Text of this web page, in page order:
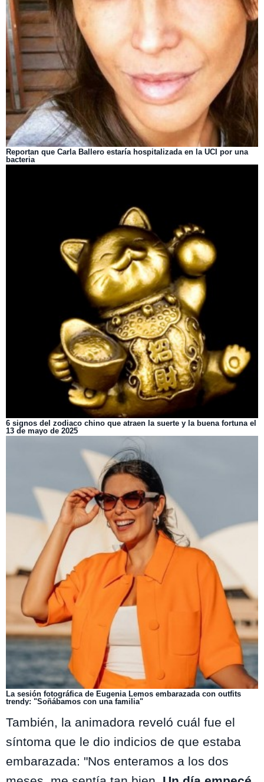
Reportan que Carla Ballero estaría hospitalizada en la UCI por una
bacteria
6 signos del zodiaco chino que atraen la suerte y la buena fortuna el
13 de mayo de 2025
La sesión fotográfica de Eugenia Lemos embarazada con outfits
trendy: "Soñábamos con una familia"
También, la animadora reveló cuál fue el
síntoma que le dio indicios de que estaba
embarazada: "Nos enteramos a los dos